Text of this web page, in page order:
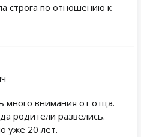
строга по отношению к
внимания от отца.
родители развелись.
уже 20 лет.